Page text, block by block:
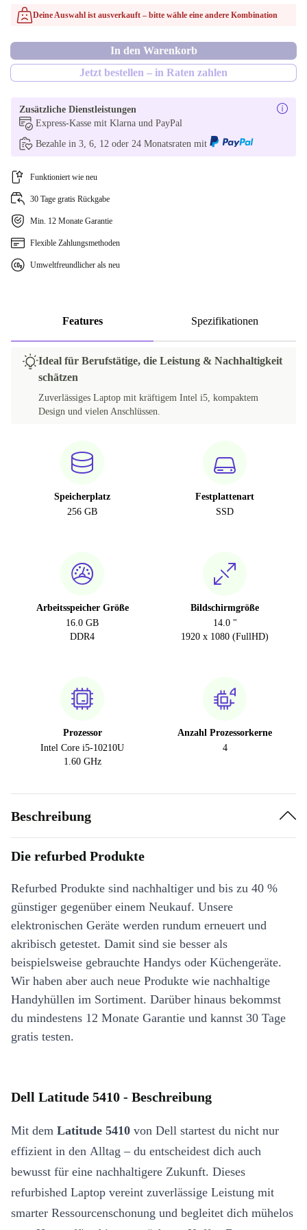
ES (QWERTY)
FR (AZERTY)
CZ (QWERTZ)
PT (QWERTY)
SE (QWERTY)
UK (QWERTY)
US (QWERTY)
nein
ja
Deine Auswahl ist ausverkauft – bitte wähle eine andere Kombination
In den Warenkorb
Jetzt bestellen – in Raten zahlen
Zusätzliche Dienstleistungen
Express-Kasse mit Klarna und PayPal
Bezahle in 3, 6, 12 oder 24 Monatsraten mit
Funktioniert wie neu
30 Tage gratis Rückgabe
Min. 12 Monate Garantie
Flexible Zahlungsmethoden
Umweltfreundlicher als neu
Features Spezifikationen
Ideal für Berufstätige, die Leistung & Nachhaltigkeit
schätzen
Zuverlässiges Laptop mit kräftigem Intel i5, kompaktem
Design und vielen Anschlüssen.
Speicherplatz
256 GB
Festplattenart
SSD
Arbeitsspeicher Größe
16.0 GB
DDR4
Bildschirmgröße
14.0 "
1920 x 1080 (FullHD)
Prozessor
Intel Core i5-10210U
1.60 GHz
Anzahl Prozessorkerne
4
Beschreibung
Die refurbed Produkte
Refurbed Produkte sind nachhaltiger und bis zu 40 %
günstiger gegenüber einem Neukauf. Unsere
elektronischen Geräte werden rundum erneuert und
akribisch getestet. Damit sind sie besser als
beispielsweise gebrauchte Handys oder Küchengeräte.
Wir haben aber auch neue Produkte wie nachhaltige
Handyhüllen im Sortiment. Darüber hinaus bekommst
du mindestens 12 Monate Garantie und kannst 30 Tage
gratis testen.
Dell Latitude 5410 - Beschreibung
Mit dem Latitude 5410 von Dell startest du nicht nur
effizient in den Alltag – du entscheidest dich auch
bewusst für eine nachhaltigere Zukunft. Dieses
refurbished Laptop vereint zuverlässige Leistung mit
smarter Ressourcenschonung und begleitet dich mühelos